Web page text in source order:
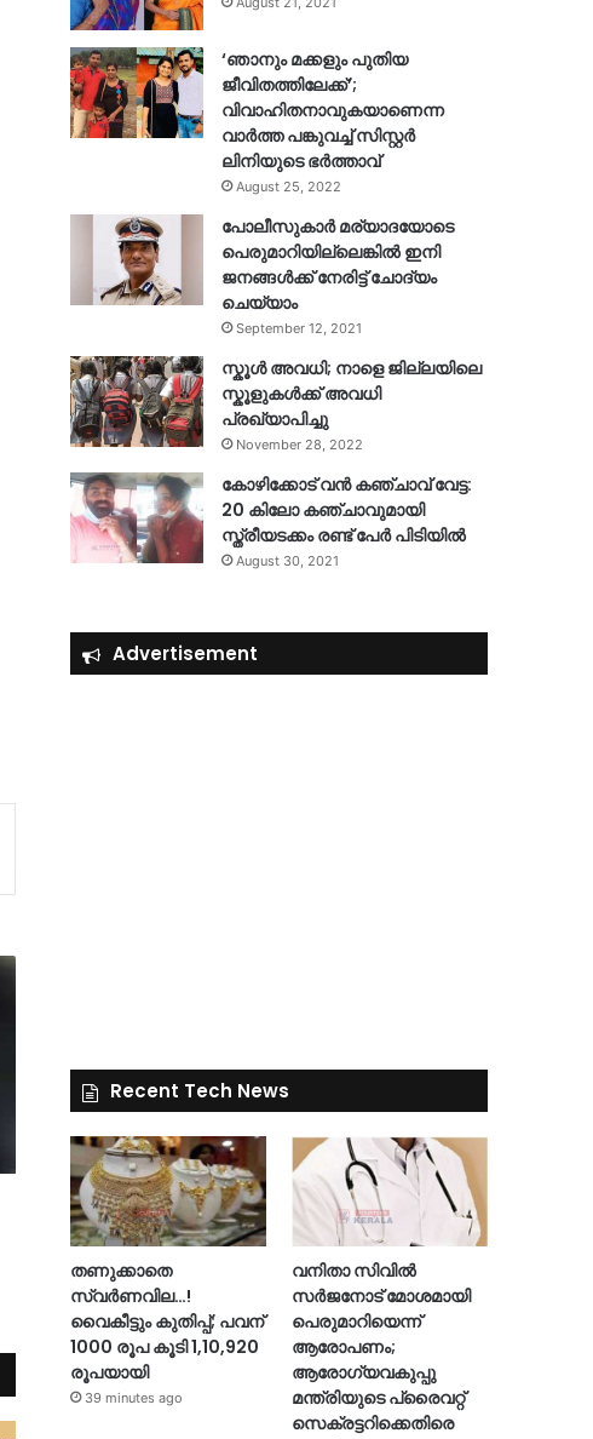
‘ഞാനും മക്കളും പുതിയ
ജീവിതത്തിലേക്ക്’;
വിവാഹിതനാവുകയാണെന്ന
വാർത്ത പങ്കുവച്ച് സിസ്റ്റർ
ലിനിയുടെ ഭർത്താവ്
August 25, 2022
പോലീസുകാര്‍ മര്യാദയോടെ
പെരുമാറിയില്ലെങ്കില്‍ ഇനി
ജനങ്ങള്‍ക്ക് നേരിട്ട് ചോദ്യം
ചെയ്യാം
September 12, 2021
സ്കൂൾ അവധി; നാളെ ജില്ലയിലെ
സ്കൂളുകൾക്ക് അവധി
പ്രഖ്യാപിച്ചു
November 28, 2022
കോഴിക്കോട് വൻ കഞ്ചാവ് വേട്ട:
20 കിലോ കഞ്ചാവുമായി
സ്ത്രീയടക്കം രണ്ട് പേർ പിടിയിൽ
August 30, 2021
Advertisement
Recent Tech News
തണുക്കാതെ
സ്വർണവില…!
വൈകീട്ടും കുതിപ്പ്; പവന്
1000 രൂപ കൂടി 1,10,920
രൂപയായി
39 minutes ago
വനിതാ സിവിൽ
സർജനോട് മോശമായി
പെരുമാറിയെന്ന്
ആരോപണം;
ആരോഗ്യവകുപ്പു
മന്ത്രിയുടെ പ്രൈവറ്റ്
സെക്രട്ടറിക്കെതിരെ